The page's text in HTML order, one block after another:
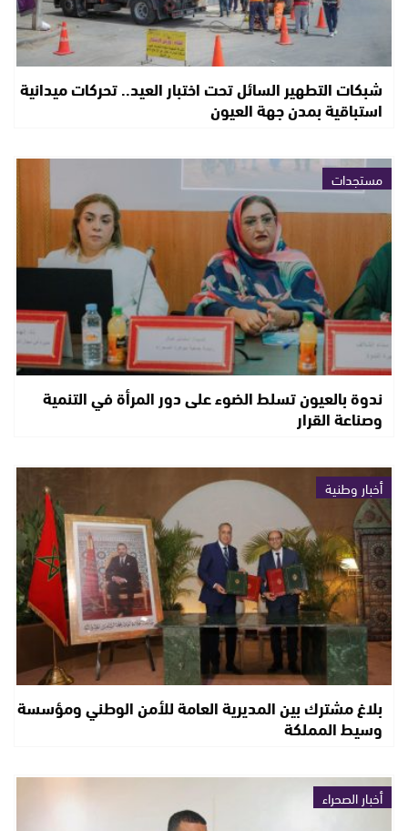
شبكات التطهير السائل تحت اختبار العيد.. تحركات ميدانية
استباقية بمدن جهة العيون
مستجدات
ندوة بالعيون تسلط الضوء على دور المرأة في التنمية
وصناعة القرار
أخبار وطنية
بلاغ مشترك بين المديرية العامة للأمن الوطني ومؤسسة
وسيط المملكة
أخبار الصحراء